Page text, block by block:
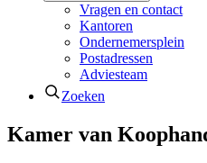
Vragen en contact
Kantoren
Ondernemersplein
Postadressen
Adviesteam
Zoeken
Kamer van